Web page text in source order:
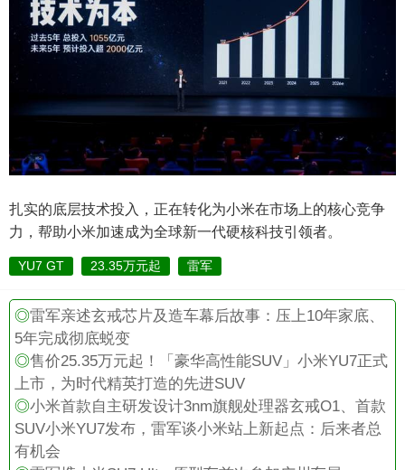
扎实的底层技术投入，正在转化为小米在市场上的核心竞争
力，帮助小米加速成为全球新一代硬核科技引领者。
YU7 GT 23.35万元起 雷军
◎雷军亲述玄戒芯片及造车幕后故事：压上10年家底、
5年完成彻底蜕变
◎售价25.35万元起！「豪华高性能SUV」小米YU7正式
上市，为时代精英打造的先进SUV
◎小米首款自主研发设计3nm旗舰处理器玄戒O1、首款
SUV小米YU7发布，雷军谈小米站上新起点：后来者总
有机会